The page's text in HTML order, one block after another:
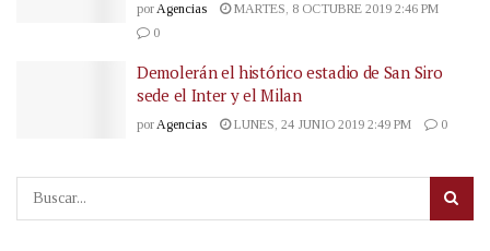
por Agencias
MARTES, 8 OCTUBRE 2019 2:46 PM
0
Demolerán el histórico estadio de San Siro
sede el Inter y el Milan
por Agencias LUNES, 24 JUNIO 2019 2:49 PM 0